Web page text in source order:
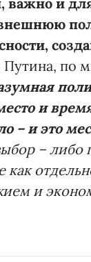
по
и
– и это
– либо
как
и